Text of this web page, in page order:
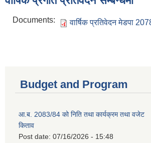
Documents: वार्षिक प्रतिवेदन मेडपा
Budget and Program
आ.ब. 2083/84 को निति तथा कार्यक्रम तथा वजेट
किताव
Post date: 07/16/2026 - 15:48